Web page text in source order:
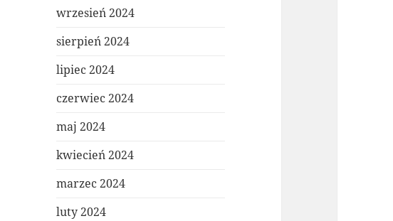
wrzesień 2024
sierpień 2024
lipiec 2024
czerwiec 2024
maj 2024
kwiecień 2024
marzec 2024
luty 2024